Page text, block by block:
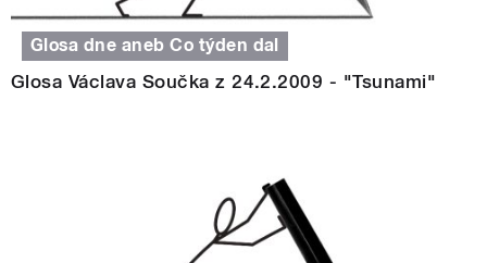
Glosa dne aneb Co týden dal
Glosa Václava Součka z 24.2.2009 - "Tsunami"